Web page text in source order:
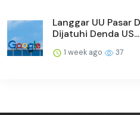
Langgar UU Pasar
Dijatuhi Denda US...
1 week ago 37